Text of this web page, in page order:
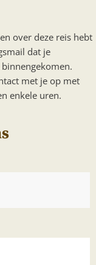
over deze reis hebt
dat je
met je op met
enkele uren.